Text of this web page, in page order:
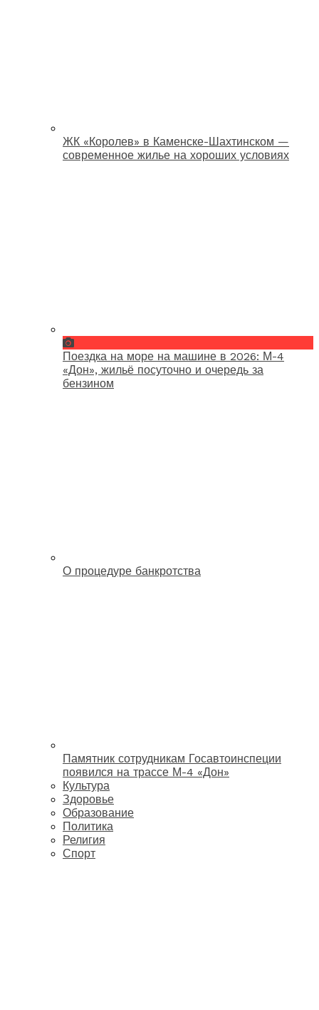
ЖК «Королев» в Каменске-Шахтинском —
современное жилье на хороших условиях
Поездка на море на машине в 2026: М-4
«Дон», жильё посуточно и очередь за
бензином
О процедуре банкротства
Памятник сотрудникам Госавтоинспеции
появился на трассе М-4 «Дон»
Культура
Здоровье
Образование
Политика
Религия
Спорт